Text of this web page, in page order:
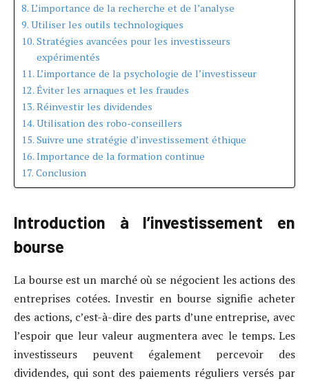
L’importance de la recherche et de l’analyse
Utiliser les outils technologiques
Stratégies avancées pour les investisseurs
expérimentés
L’importance de la psychologie de l’investisseur
Éviter les arnaques et les fraudes
Réinvestir les dividendes
Utilisation des robo-conseillers
Suivre une stratégie d’investissement éthique
Importance de la formation continue
Conclusion
Introduction à l’investissement en
bourse
La bourse est un marché où se négocient les actions des
entreprises cotées. Investir en bourse signifie acheter
des actions, c’est-à-dire des parts d’une entreprise, avec
l’espoir que leur valeur augmentera avec le temps. Les
investisseurs peuvent également percevoir des
dividendes, qui sont des paiements réguliers versés par